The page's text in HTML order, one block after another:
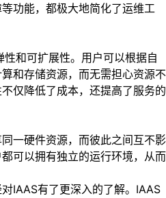
功能，都极大地简化了运维工
和可扩展性。用户可以根据自
和存储资源，而无需担心资源不
仅降低了成本，还提高了服务的
一硬件资源，而彼此之间互不影
可以拥有独立的运行环境，从而
IAAS有了更深入的了解。IAAS